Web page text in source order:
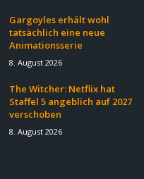
Gargoyles erhält wohl
tatsächlich eine neue
Animationsserie
8. August 2026
The Witcher: Netflix hat
Staffel 5 angeblich auf 2027
verschoben
8. August 2026